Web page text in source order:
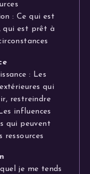
: Ce qui est
qui est prêt à
: Les
qui
restreindre
influences
qui peuvent
ressources
je me tends